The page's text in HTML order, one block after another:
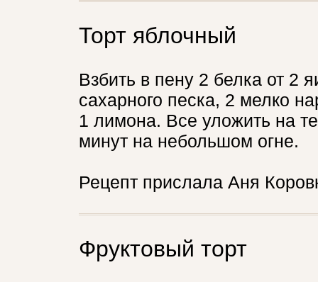
Торт яблочный
Взбить в пену 2 белка от 2
сахарного песка, 2 мелко
1 лимона. Все уложить на
минут на небольшом огне.
Рецепт прислала Аня
Фруктовый торт